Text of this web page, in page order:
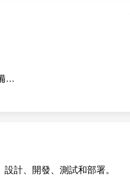
the physiological and
The research will also
analysis, and
the research groups of Dr.
計、開發、測試和部署。